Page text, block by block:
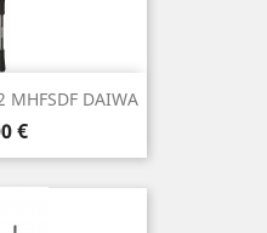
MHFSDF DAIWA
€